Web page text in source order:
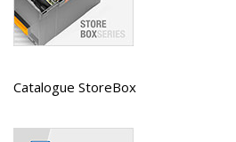
Catalogue StoreBox